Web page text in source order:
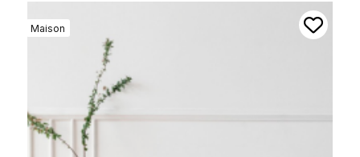
Maison